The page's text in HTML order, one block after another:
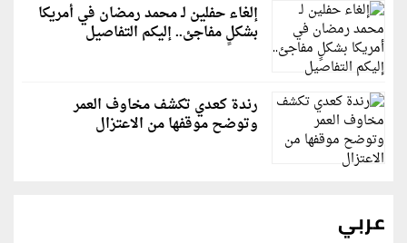
إلغاء حفلين لـ محمد رمضان في أمريكا
بشكلٍ مفاجئ.. إليكم التفاصيل
رندة كعدي تكشف مخاوف العمر
وتوضح موقفها من الاعتزال
عربي